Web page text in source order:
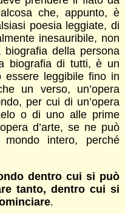
che, appunto, è
poesia leggiate, di
inesauribile, non
della persona
biografia di tutti, è un
essere leggibile fino in
un verso, un’opera
per cui di un’opera
o di uno alle prime
d’arte, se ne può
intero, perché
dentro cui si può
tanto, dentro cui si
.